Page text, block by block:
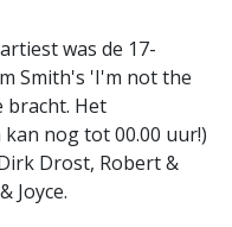
was de 17-
Smith's 'I'm not the
bracht. Het
nog tot 00.00 uur!)
Drost, Robert &
Joyce.